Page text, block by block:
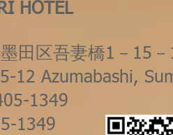
HOTEL
田区吾妻橋1－15－
12 Azumabashi,
1349
1349